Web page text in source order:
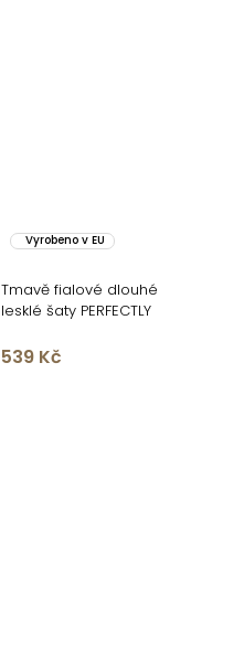
Vyrobeno v EU
Tmavě fialové dlouhé
lesklé šaty PERFECTLY
539 Kč